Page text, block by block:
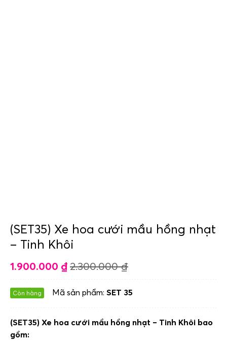
(SET35) Xe hoa cưới mầu hồng nhạt
– Tinh Khôi
1.900.000 ₫ 2.300.000₫
Còn hàng Mã sản phẩm: SET 35
(SET35) Xe hoa cưới mầu hồng nhạt – Tinh Khôi bao
gồm: